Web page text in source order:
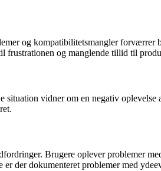
og kompatibilitetsmangler forværrer
frustrationen og manglende tillid til
situation vidner om en negativ
Brugere oplever problemer
der dokumenteret problemer med